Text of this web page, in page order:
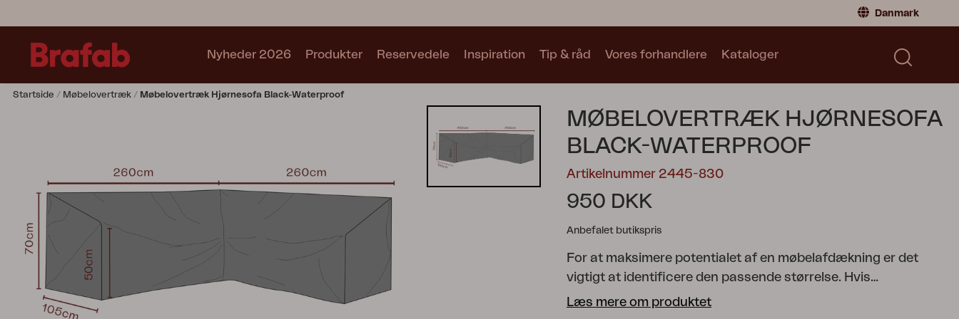
Danmark
Sverige| Sweden
Global
Nyheder 2026 Produkter
Stol
Bord
Udekøkken
Solseng
Hængesofa
Parasol
Pavillion
Samlinger
Se alle samlinger
Trolly
Kataloger
Reservedele Inspiration Tip & råd Vores forhandlere Kataloger
Startside Møbelovertræk Møbelovertræk Hjørnesofa Black-Waterproof
MØBELOVERTRÆK HJØRNESOFA
BLACK-WATERPROOF
Artikelnummer 2445-830
950 DKK
Anbefalet butikspris
For at maksimere potentialet af en møbelafdækning er det
vigtigt at identificere den passende størrelse. Hvis
møbelafdækningen er for stram, kan visse dele af
Læs mere om produktet